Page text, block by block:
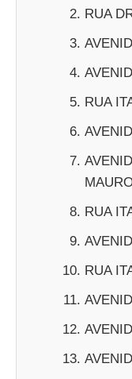
RUA
RUA
RUA
RUA